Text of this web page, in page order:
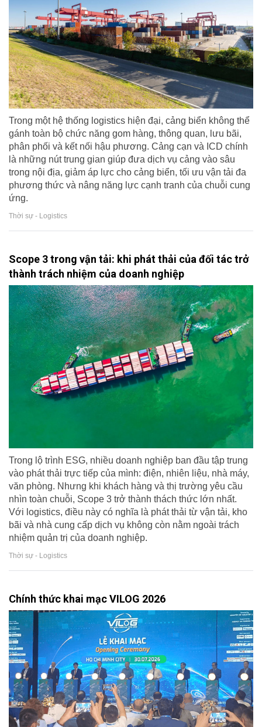
Trong một hệ thống logistics hiện đại, cảng biển không thể
gánh toàn bộ chức năng gom hàng, thông quan, lưu bãi,
phân phối và kết nối hậu phương. Cảng cạn và ICD chính
là những nút trung gian giúp đưa dịch vụ cảng vào sâu
trong nội địa, giảm áp lực cho cảng biển, tối ưu vận tải đa
phương thức và nâng năng lực cạnh tranh của chuỗi cung
ứng.
Thời sự - Logistics
Scope 3 trong vận tải: khi phát thải của đối tác trở
thành trách nhiệm của doanh nghiệp
Trong lộ trình ESG, nhiều doanh nghiệp ban đầu tập trung
vào phát thải trực tiếp của mình: điện, nhiên liệu, nhà máy,
văn phòng. Nhưng khi khách hàng và thị trường yêu cầu
nhìn toàn chuỗi, Scope 3 trở thành thách thức lớn nhất.
Với logistics, điều này có nghĩa là phát thải từ vận tải, kho
bãi và nhà cung cấp dịch vụ không còn nằm ngoài trách
nhiệm quản trị của doanh nghiệp.
Thời sự - Logistics
Chính thức khai mạc VILOG 2026